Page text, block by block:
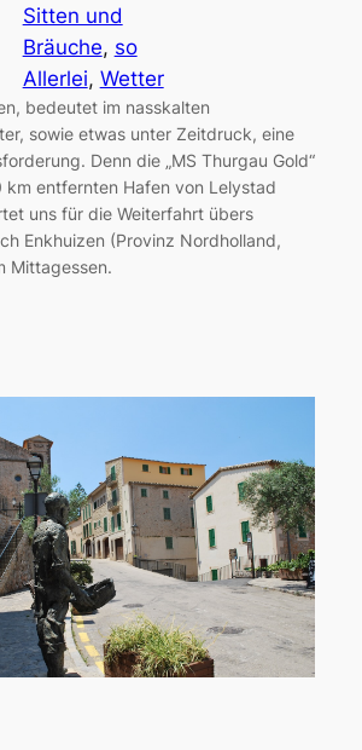
Sitten und
Bräuche, so
Allerlei, Wetter
bedeutet im nasskalten
sowie etwas unter Zeitdruck, eine
Denn die „MS Thurgau Gold“
km entfernten Hafen von Lelystad
uns für die Weiterfahrt übers
Enkhuizen (Provinz Nordholland,
Mittagessen.